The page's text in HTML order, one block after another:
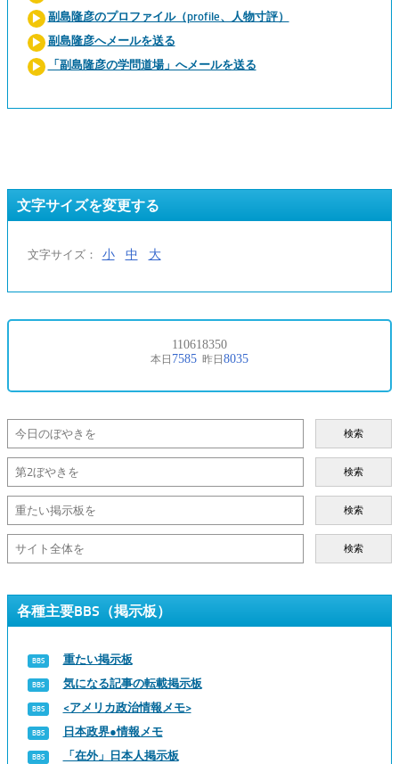
副島隆彦のプロファイル（profile、人物寸評）
副島隆彦へメールを送る
「副島隆彦の学問道場」へメールを送る
文字サイズを変更する
文字サイズ： 小 中 大
検索
検索
検索
検索
各種主要BBS（掲示板）
重たい掲示板
気になる記事の転載掲示板
<アメリカ政治情報メモ>
日本政界●情報メモ
「在外」日本人掲示板